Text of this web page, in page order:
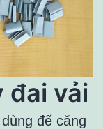
đai vải
để căng